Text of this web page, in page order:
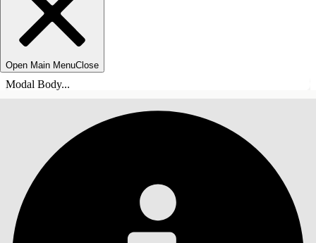
Open Main MenuClose
Modal Body...
ÍNDICE